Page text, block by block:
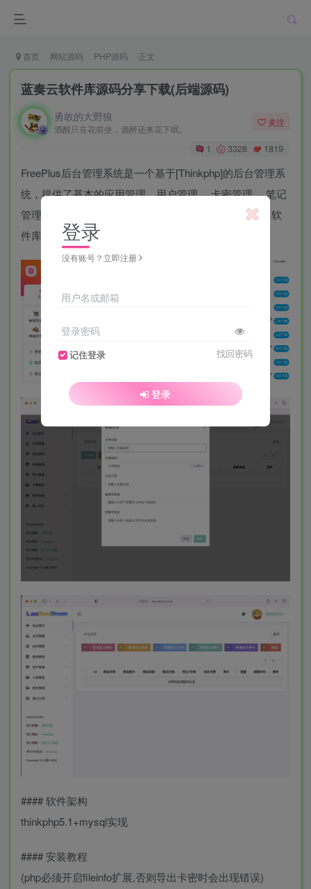
首页 网站源码 PHP源码 正文
蓝奏云软件库源码分享下载(后端源码)
勇敢的大野狼
酒醒只在花前坐，酒醉还来花下眠。
关注
1 3328 1819
FreePlus后台管理系统是一个基于[Thinkphp]的后台管理系
统，提供了基本的应用管理、用户管理 、卡密管理 、笔记
管理 、邮箱管理 、商城管理 、论坛管理 、附件管理、软
件库、工具箱等功能。
#### 软件架构
thinkphp5.1+mysql实现
#### 安装教程
(php必须开启fileinfo扩展,否则导出卡密时会出现错误)
登录
没有账号？立即注册
用户名或邮箱
登录密码
记住登录 找回密码
登录